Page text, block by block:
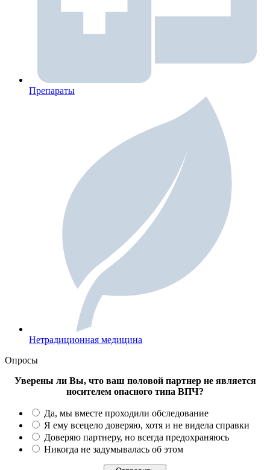
Препараты
Нетрадиционная медицина
Опросы
Уверены ли Вы, что ваш половой партнер не является
носителем опасного типа ВПЧ?
Да, мы вместе проходили обследование
Я ему всецело доверяю, хотя и не видела справки
Доверяю партнеру, но всегда предохраняюсь
Никогда не задумывалась об этом